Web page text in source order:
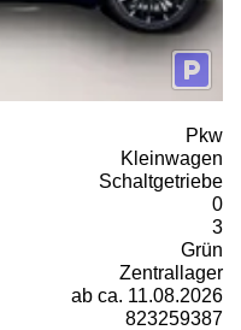
Pkw
Kleinwagen
Schaltgetriebe
0
3
Grün
Zentrallager
ab ca. 11.08.2026
823259387